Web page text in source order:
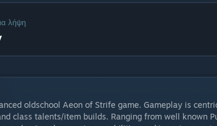
λήψη
oldschool Aeon of Strife game. Gameplay is
class talents/item builds. Ranging from well known